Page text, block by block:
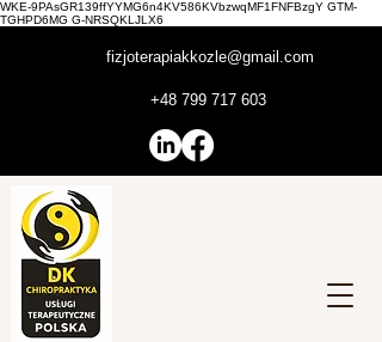
WKE-9PAsGR139ffYYMG6n4KV586KVbzwqMF1FNFBzgY GTM-
TGHPD6MG G-NRSQKLJLX6
fizjoterapiakkozle@gmail.com
+48 799 717 603